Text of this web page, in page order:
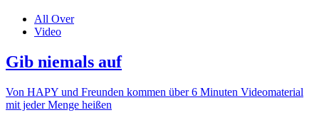
All Over
Video
Gib niemals auf
Von HAPY und Freunden kommen über 6 Minuten Videomaterial
mit jeder Menge heißen